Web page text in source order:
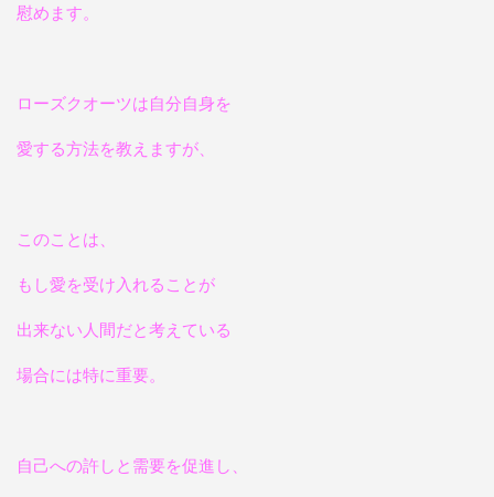
慰めます。
ローズクオーツは自分自身を
愛する方法を教えますが、
このことは、
もし愛を受け入れることが
出来ない人間だと考えている
場合には特に重要。
自己への許しと需要を促進し、